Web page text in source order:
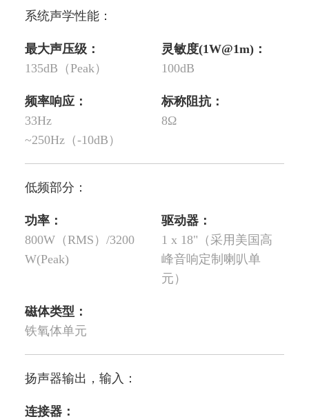
系统声学性能：
最大声压级：
135dB（Peak）
灵敏度(1W@1m)：
100dB
频率响应：
33Hz
~250Hz（-10dB）
标称阻抗：
8Ω
低频部分：
功率：
800W（RMS）/3200
W(Peak)
驱动器：
1 x 18"（采用美国高
峰音响定制喇叭单
元）
磁体类型：
铁氧体单元
扬声器输出，输入：
连接器：